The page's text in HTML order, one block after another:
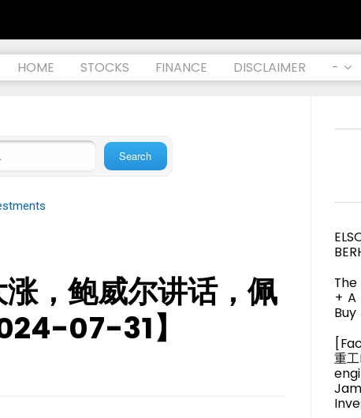
HOME STOCKS FINANCE DISCLAIMER -
，鲍威尔讲话，佩
07-31】
+ A
重